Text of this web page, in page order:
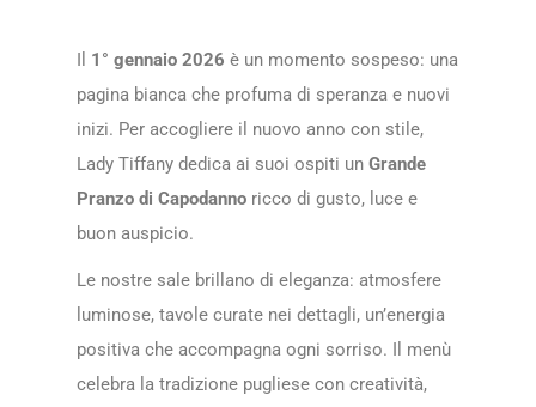
Il 1° gennaio 2026 è un momento sospeso: una
pagina bianca che profuma di speranza e nuovi
inizi. Per accogliere il nuovo anno con stile,
Lady Tiffany dedica ai suoi ospiti un Grande
Pranzo di Capodanno ricco di gusto, luce e
buon auspicio.
Le nostre sale brillano di eleganza: atmosfere
luminose, tavole curate nei dettagli, un’energia
positiva che accompagna ogni sorriso. Il menù
celebra la tradizione pugliese con creatività,